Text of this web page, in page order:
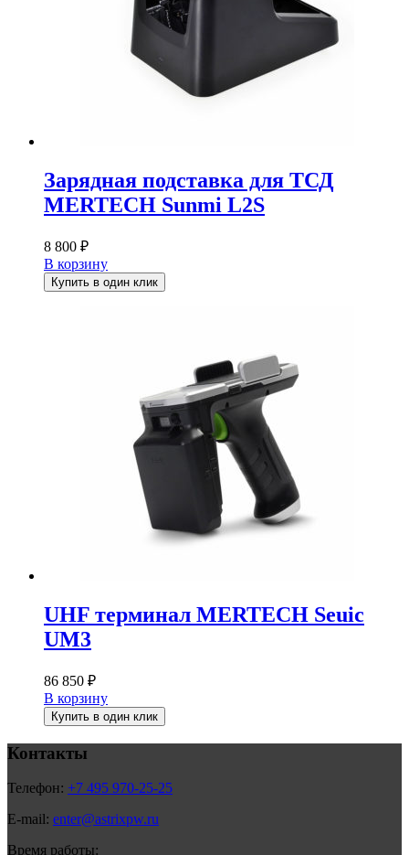
Зарядная подставка для ТСД
MERTECH Sunmi L2S
8 800 ₽
В корзину
Купить в один клик
UHF терминал MERTECH Seuic
UM3
86 850 ₽
В корзину
Купить в один клик
Контакты
Телефон: +7 495 970-25-25
E-mail: enter@astrixpw.ru
Время работы: